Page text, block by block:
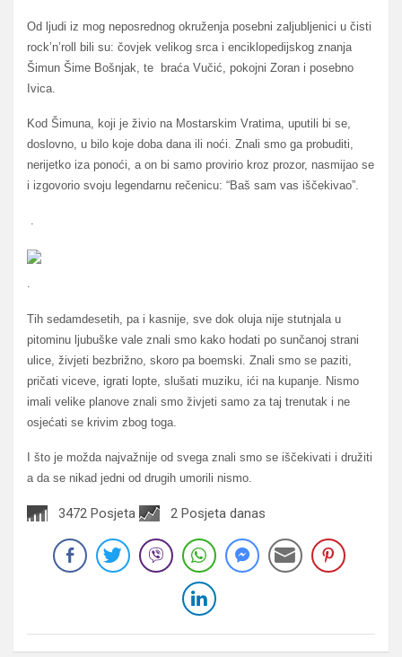
Od ljudi iz mog neposrednog okruženja posebni zaljubljenici u čisti
rock’n’roll bili su: čovjek velikog srca i enciklopedijskog znanja
Šimun Šime Bošnjak, te braća Vučić, pokojni Zoran i posebno
Ivica.
Kod Šimuna, koji je živio na Mostarskim Vratima, uputili bi se,
doslovno, u bilo koje doba dana ili noći. Znali smo ga probuditi,
nerijetko iza ponoći, a on bi samo provirio kroz prozor, nasmijao se
i izgovorio svoju legendarnu rečenicu: “Baš sam vas iščekivao”.
.
.
Tih sedamdesetih, pa i kasnije, sve dok oluja nije stutnjala u
pitominu ljubuške vale znali smo kako hodati po sunčanoj strani
ulice, živjeti bezbrižno, skoro pa boemski. Znali smo se paziti,
pričati viceve, igrati lopte, slušati muziku, ići na kupanje. Nismo
imali velike planove znali smo živjeti samo za taj trenutak i ne
osjećati se krivim zbog toga.
I što je možda najvažnije od svega znali smo se iščekivati i družiti
a da se nikad jedni od drugih umorili nismo.
3472 Posjeta 2 Posjeta danas